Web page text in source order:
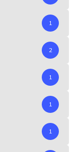
1
2
1
1
1